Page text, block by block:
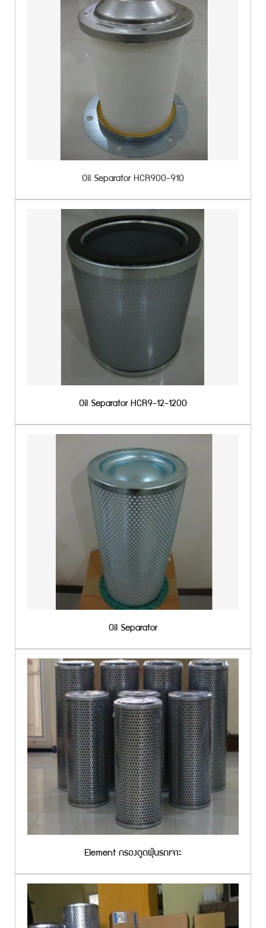
Oil Separator HCR900-910
Oil Separator HCR9-12-1200
Oil Separator
Element กรองดูดฝุ่นรถเจาะ